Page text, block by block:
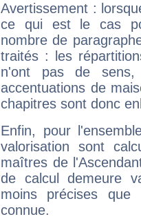
Avertissement :
ce qui est le cas
nombre de
traités : les
n'ont pas de sens,
accentuations de
chapitres sont donc
Enfin, pour
valorisation sont
maîtres de
de calcul demeure
moins précises que
connue.